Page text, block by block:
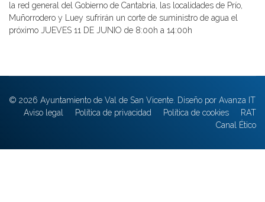
la red general del Gobierno de Cantabria, las localidades de Prío,
Muñorrodero y Luey sufrirán un corte de suministro de agua el
próximo JUEVES 11 DE JUNIO de 8:00h a 14:00h
© 2026 Ayuntamiento de Val de San Vicente. Diseño por Avanza IT
Aviso legal
Política de privacidad Política de cookies
RAT
Canal Ético